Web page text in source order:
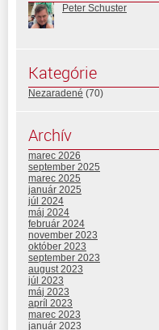
Peter Schuster
Kategórie
Nezaradené (70)
Archív
marec 2026
september 2025
marec 2025
január 2025
júl 2024
máj 2024
február 2024
november 2023
október 2023
september 2023
august 2023
júl 2023
máj 2023
apríl 2023
marec 2023
január 2023